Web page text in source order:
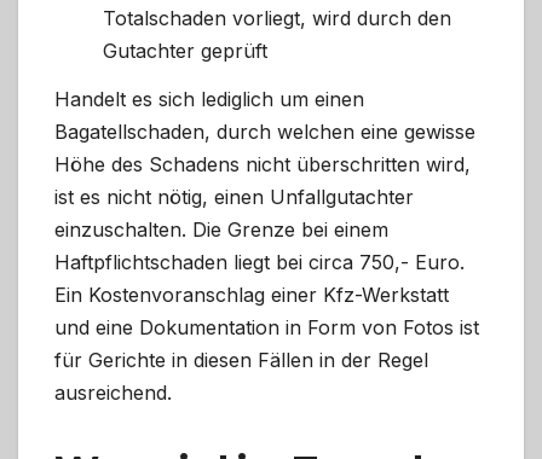
Totalschaden vorliegt, wird durch den
Gutachter geprüft
Handelt es sich lediglich um einen
Bagatellschaden, durch welchen eine gewisse
Höhe des Schadens nicht überschritten wird,
ist es nicht nötig, einen Unfallgutachter
einzuschalten. Die Grenze bei einem
Haftpflichtschaden liegt bei circa 750,- Euro.
Ein Kostenvoranschlag einer Kfz-Werkstatt
und eine Dokumentation in Form von Fotos ist
für Gerichte in diesen Fällen in der Regel
ausreichend.